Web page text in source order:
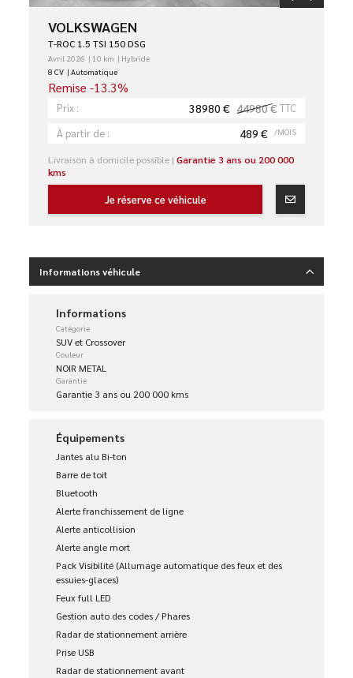
VOLKSWAGEN
T-ROC 1.5 TSI 150 DSG
Avril 2026 10 km
Hybride
8 CV
Automatique
Remise -13.3%
Prix : 38980 € 44980 €TTC
À partir de :
489 € /MOIS
Livraison à domicile possible |Garantie 3 ans ou 200 000
kms
Je réserve ce véhicule
Informations véhicule
Informations
Catégorie
SUV et Crossover
Couleur
NOIR METAL
Garantie
Garantie 3 ans ou 200 000 kms
Équipements
Jantes alu Bi-ton
Barre de toit
Bluetooth
Alerte franchissement de ligne
Alerte anticollision
Alerte angle mort
Pack Visibilité (Allumage automatique des feux et des
essuies-glaces)
Feux full LED
Gestion auto des codes / Phares
Radar de stationnement arrière
Prise USB
Radar de stationnement avant